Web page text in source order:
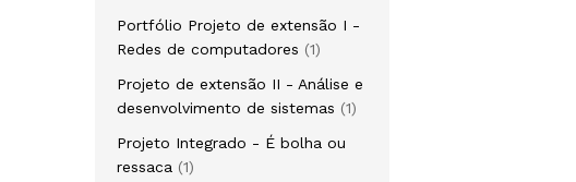
Portfólio Projeto de extensão I -
Redes de computadores
11
Projeto de extensão II - Análise e
desenvolvimento de sistemas
11
Projeto Integrado - É bolha ou
ressaca
11